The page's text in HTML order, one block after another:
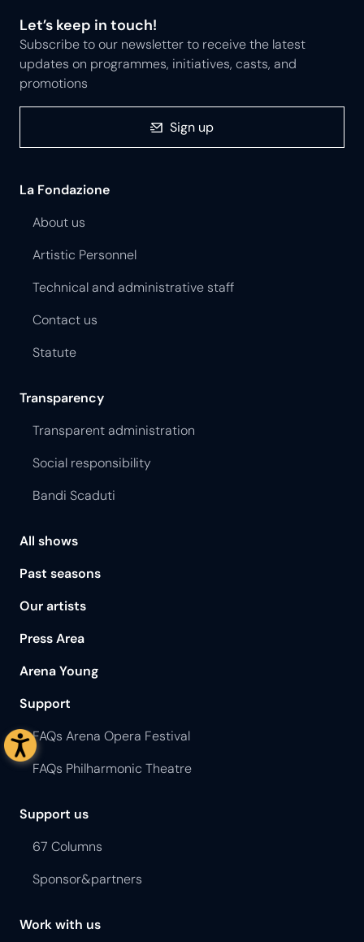
Let’s keep in touch!
Subscribe to our newsletter to receive the latest
updates on programmes, initiatives, casts, and
promotions
Sign up
La Fondazione
About us
Artistic Personnel
Technical and administrative staff
Contact us
Statute
Transparency
Transparent administration
Social responsibility
Bandi Scaduti
All shows
Past seasons
Our artists
Press Area
Arena Young
Support
FAQs Arena Opera Festival
FAQs Philharmonic Theatre
Support us
67 Columns
Sponsor&partners
Work with us